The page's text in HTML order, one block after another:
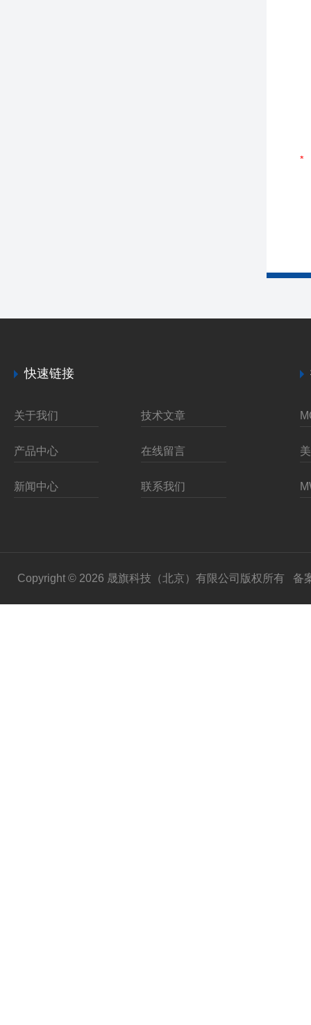
快速链接
关于我们 技术文章
产品中心 在线留言
新闻中心 联系我们
Copyright © 2026 晟旗科技（北京）有限公司版权所有 备